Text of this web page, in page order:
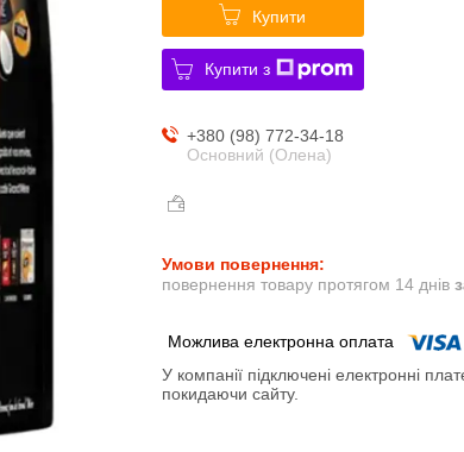
Купити
Купити з
+380 (98) 772-34-18
Основний (Олена)
повернення товару протягом 14 днів
У компанії підключені електронні
покидаючи сайту.